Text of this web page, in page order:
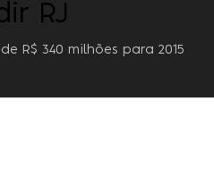
RJ
R$ 340 milhões para 2015